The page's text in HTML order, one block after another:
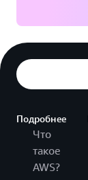
Подробнее
Что
такое
AWS?